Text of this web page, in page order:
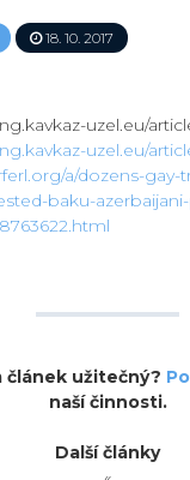
18. 10. 2017
uzel.eu/
uzel.eu/
a/dozens-gay-
baku-
článek užitečný?
naší činnosti.
Další články